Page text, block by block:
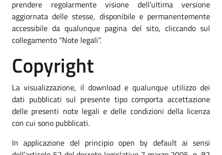
prendere regolarmente visione dell’ultima versione
aggiornata delle stesse, disponibile e permanentemente
accessibile da qualunque pagina del sito, cliccando sul
collegamento “Note legali”.
Copyright
La visualizzazione, il download e qualunque utilizzo dei
dati pubblicati sul presente tipo comporta accettazione
delle presenti note legali e delle condizioni della licenza
con cui sono pubblicati.
In applicazione del principio open by default ai sensi